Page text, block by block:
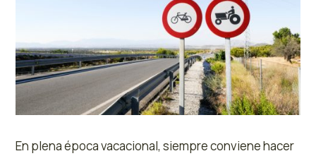
En plena época vacacional, siempre conviene hacer